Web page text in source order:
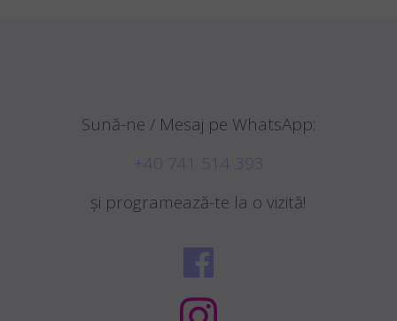
Sună-ne / Mesaj pe WhatsApp:
+40 741 514 393
și programează-te la o vizită!